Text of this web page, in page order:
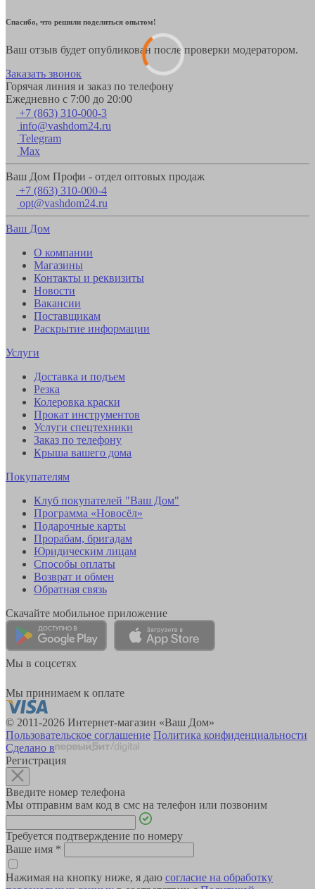
Спасибо, что решили поделиться опытом!
Ваш отзыв будет опубликован после проверки модератором.
Заказать звонок
Горячая линия и заказ по телефону
Ежедневно с 7:00 до 20:00
+7 (863) 310-000-3
info@vashdom24.ru
Telegram
Max
Ваш Дом Профи - отдел оптовых продаж
+7 (863) 310-000-4
opt@vashdom24.ru
Ваш Дом
О компании
Магазины
Контакты и реквизиты
Новости
Вакансии
Поставщикам
Раскрытие информации
Услуги
Доставка и подъем
Резка
Колеровка краски
Прокат инструментов
Услуги спецтехники
Заказ по телефону
Крыша вашего дома
Покупателям
Клуб покупателей "Ваш Дом"
Программа «Новосёл»
Подарочные карты
Прорабам, бригадам
Юридическим лицам
Способы оплаты
Возврат и обмен
Обратная связь
Скачайте мобильное приложение
Мы в соцсетях
Мы принимаем к оплате
© 2011-2026 Интернет-магазин «Ваш Дом»
Пользовательское соглашение Политика конфиденциальности
Сделано в
Регистрация
Введите номер телефона
Мы отправим вам код в смс на телефон или позвоним
Требуется подтверждение по номеру
Ваше имя *
Нажимая на кнопку ниже, я даю согласие на обработку